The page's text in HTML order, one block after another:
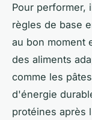
Pour performer,
règles de base
au bon moment
des aliments
comme les
d'énergie
protéines après